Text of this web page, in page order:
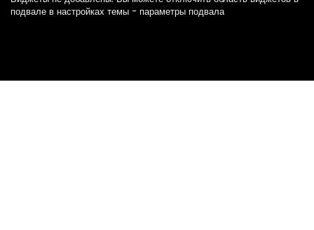
подвале в настройках темы - параметры подвала